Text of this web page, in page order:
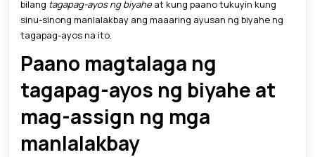
bilang tagapag-ayos ng biyahe at kung paano tukuyin kung
sinu-sinong manlalakbay ang maaaring ayusan ng biyahe ng
tagapag-ayos na ito.
Paano magtalaga ng
tagapag-ayos ng biyahe at
mag-assign ng mga
manlalakbay